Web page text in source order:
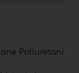
Poliuretani